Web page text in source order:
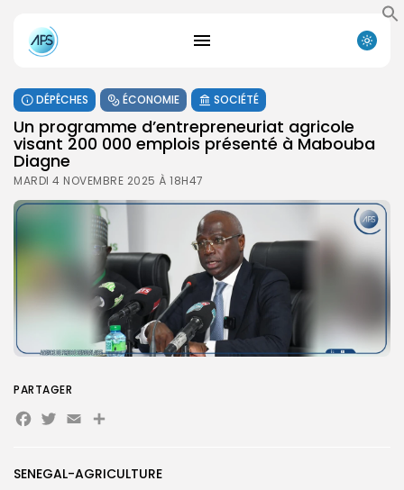
Search
DÉPÊCHES ÉCONOMIE SOCIÉTÉ
Un programme d’entrepreneuriat agricole
visant 200 000 emplois présenté à Mabouba
Diagne
MARDI 4 NOVEMBRE 2025 À 18H47
SENEGAL-AGRICULTURE
PARTAGER
Facebook
Twitter
EmailPartager